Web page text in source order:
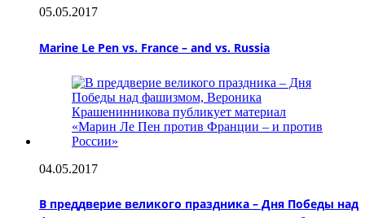
05.05.2017
Marine Le Pen vs. France – and vs. Russia
04.05.2017
В преддверие великого праздника – Дня Победы над